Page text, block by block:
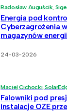
Radosław Auguścik,
Energia pod
Cyberzagrożenia
magazynów energii
24-03-2026
Maciej Cichocki,
Falowniki pod
instalacje OZE